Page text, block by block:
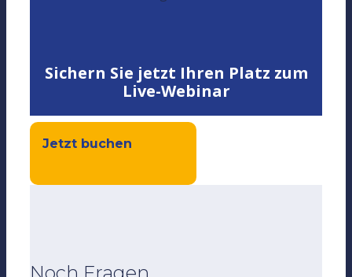
Sichern Sie jetzt Ihren Platz zum
Live-Webinar
Jetzt buchen